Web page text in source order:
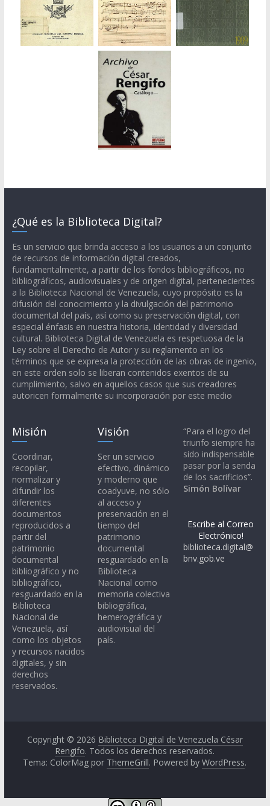
¿Qué es la Biblioteca Digital?
Es un servicio que brinda acceso a los usuarios a un conjunto
de recursos de información digital creados,
fundamentalmente, a partir de los fondos bibliográficos, no
bibliográficos, audiovisuales y de origen digital, pertenecientes
a la Biblioteca Nacional de Venezuela, cuyo propósito es la
difusión del conocimiento y la divulgación del patrimonio
documental del país, así como su preservación digital, con
especial énfasis en nuestra historia, identidad y diversidad
cultural. Biblioteca Digital de Venezuela es respetuosa de la
Ley sobre el Derecho de Autor y su reglamento en los
términos que se expresa la protección de las obras de ingenio,
en este orden solo se liberan contenidos exentos de su
cumplimiento, salvo en aquellos casos que sus creadores
autoricen formalmente su incorporación por este medio
Misión
Coordinar,
recopilar,
normalizar y
difundir los
diferentes
documentos
reproducidos a
partir del
patrimonio
documental
bibliográfico y no
bibliográfico,
resguardado en la
Biblioteca
Nacional de
Venezuela, así
como los objetos
y recursos nacidos
digitales, y sin
derechos
reservados.
Visión
Ser un servicio
efectivo, dinámico
y moderno que
coadyuve, no sólo
al acceso y
preservación en el
tiempo del
patrimonio
documental
resguardado en la
Biblioteca
Nacional como
memoria colectiva
bibliográfica,
hemerográfica y
audiovisual del
país.
“Para el logro del
triunfo siempre ha
sido indispensable
pasar por la senda
de los sacrificios”.
Simón Bolívar
Escribe al Correo
Electrónico!
biblioteca.digital@
bnv.gob.ve
Copyright © 2026 Biblioteca Digital de Venezuela César
Rengifo. Todos los derechos reservados.
Tema: ColorMag por ThemeGrill. Powered byWordPress.